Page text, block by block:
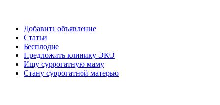
Добавить объявление
Статьи
Бесплодие
Предложить клинику ЭКО
Ищу суррогатную маму
Стану суррогатной матерью